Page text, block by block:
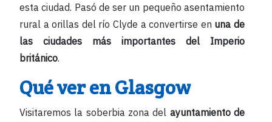
esta ciudad. Pasó de ser un pequeño asentamiento
rural a orillas del río Clyde a convertirse en una de
las ciudades más importantes del Imperio
británico.
Qué ver en Glasgow
Visitaremos la soberbia zona del ayuntamiento de